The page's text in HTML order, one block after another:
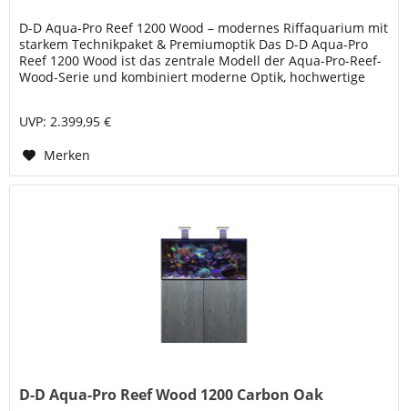
D-D Aqua-Pro Reef 1200 Wood – modernes Riffaquarium mit
starkem Technikpaket & Premiumoptik Das D-D Aqua-Pro
Reef 1200 Wood ist das zentrale Modell der Aqua-Pro-Reef-
Wood-Serie und kombiniert moderne Optik, hochwertige
UVP: 2.399,95 €
Merken
D-D Aqua-Pro Reef Wood 1200 Carbon Oak